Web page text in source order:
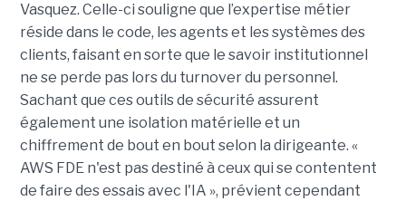
Vasquez. Celle-ci souligne que l’expertise métier
réside dans le code, les agents et les systèmes des
clients, faisant en sorte que le savoir institutionnel
ne se perde pas lors du turnover du personnel.
Sachant que ces outils de sécurité assurent
également une isolation matérielle et un
chiffrement de bout en bout selon la dirigeante. «
AWS FDE n'est pas destiné à ceux qui se contentent
de faire des essais avec l'IA », prévient cependant